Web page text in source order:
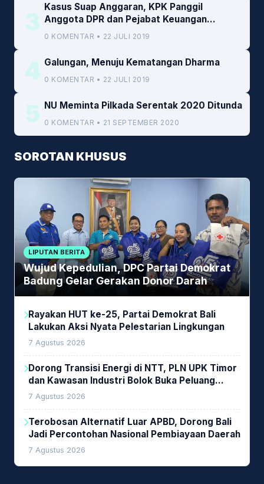
3
Kasus Suap Anggaran, KPK Panggil
Anggota DPR dan Pejabat Keuangan
Kemenkeu
0 KOMENTAR • 22 JULI 2019
4 Galungan, Menuju Kematangan Dharma
0 KOMENTAR • 22 JULI 2019
5 NU Meminta Pilkada Serentak 2020 Ditunda
0 KOMENTAR • 21 SEPTEMBER 2020
SOROTAN KHUSUS
LIPUTAN BERITA
Wujud Kepedulian, DPC Partai Demokrat
Badung Gelar Gerakan Donor Darah
Rayakan HUT ke-25, Partai Demokrat Bali
Lakukan Aksi Nyata Pelestarian Lingkungan
7 Agustus 2026
Dorong Transisi Energi di NTT, PLN UPK Timor
dan Kawasan Industri Bolok Buka Peluang
Investasi Woodchip untuk Cofiring PLTU Bolok
7 Agustus 2026
Terobosan Alternatif Luar APBD, Dorong Bali
Jadi Percontohan Nasional Pembiayaan Daerah
7 Agustus 2026